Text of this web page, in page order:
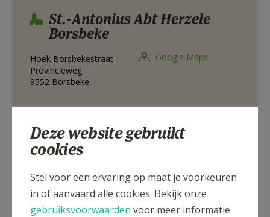
HULP
STARTPAGINA PORTAAL
MIJN PAROCHIE
AANMELDEN OF REGISTREREN
St.-Antonius Abt Herzele
Borsbeke
Hoek Borsbekestraat -
Provincieweg
9552 Borsbeke
Google Maps
Deze website gebruikt
cookies
Stel voor een ervaring op maat je voorkeuren
in of aanvaard alle cookies. Bekijk onze
gebruiksvoorwaarden voor meer informatie